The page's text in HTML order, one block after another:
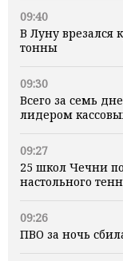
09:40
В Луну врезался
тонны
09:30
Всего за семь
лидером
09:27
25 школ Чечни
настольного
09:26
ПВО за ночь